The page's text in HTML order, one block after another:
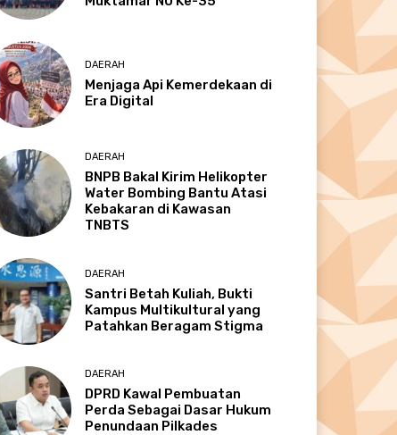
DAERAH
Menjaga Api Kemerdekaan di
Era Digital
DAERAH
BNPB Bakal Kirim Helikopter
Water Bombing Bantu Atasi
Kebakaran di Kawasan
TNBTS
DAERAH
Santri Betah Kuliah, Bukti
Kampus Multikultural yang
Patahkan Beragam Stigma
DAERAH
DPRD Kawal Pembuatan
Perda Sebagai Dasar Hukum
Penundaan Pilkades